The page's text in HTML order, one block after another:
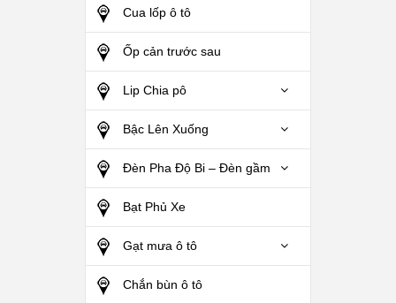
Cua lốp ô tô
Ốp cản trước sau
Lip Chia pô
Bậc Lên Xuống
Đèn Pha Độ Bi – Đèn gầm
Bạt Phủ Xe
Gạt mưa ô tô
Chắn bùn ô tô